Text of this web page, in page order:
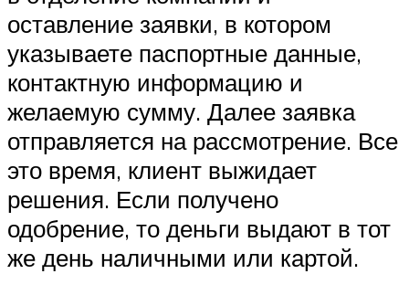
оставление заявки, в котором
указываете паспортные данные,
контактную информацию и
желаемую сумму. Далее заявка
отправляется на рассмотрение. Все
это время, клиент выжидает
решения. Если получено
одобрение, то деньги выдают в тот
же день наличными или картой.